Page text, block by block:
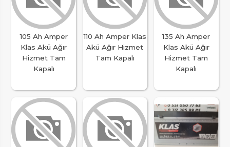
105 Ah Amper
Klas Akü Ağır
Hizmet Tam
Kapalı
110 Ah Amper Klas
Akü Ağır Hizmet
Tam Kapalı
135 Ah Amper
Klas Akü Ağır
Hizmet Tam
Kapalı